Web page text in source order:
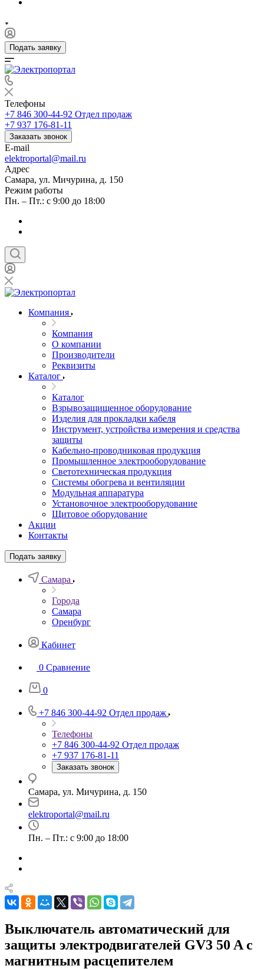
Подать заявку
Телефоны
+7 846 300-44-92 Отдел продаж
+7 937 176-81-11
Заказать звонок
E-mail
elektroportal@mail.ru
Адрес
Самара, ул. Мичурина, д. 150
Режим работы
Пн. – Пт.: с 9:00 до 18:00
Компания
Компания
О компании
Производители
Реквизиты
Каталог
Каталог
Взрывозащищенное оборудование
Изделия для прокладки кабеля
Инструмент, устройства измерения и средства
защиты
Кабельно-проводниковая продукция
Промышленное электрооборудование
Светотехническая продукция
Системы обогрева и вентиляции
Модульная аппаратура
Установочное электрооборудование
Щитовое оборудование
Акции
Контакты
Подать заявку
Самара
Города
Самара
Оренбург
Кабинет
0 Сравнение
0
+7 846 300-44-92 Отдел продаж
Телефоны
+7 846 300-44-92 Отдел продаж
+7 937 176-81-11
Заказать звонок
Самара, ул. Мичурина, д. 150
elektroportal@mail.ru
Пн. – Пт.: с 9:00 до 18:00
Выключатель автоматический для
защиты электродвигателей GV3 50 A с
магнитным расцепителем